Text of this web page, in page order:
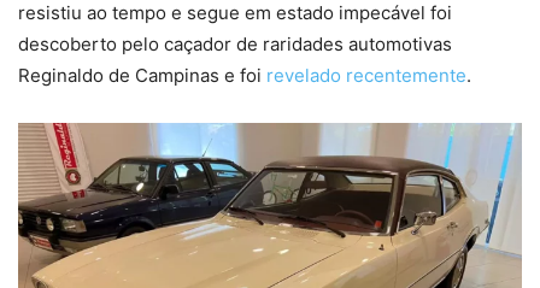
resistiu ao tempo e segue em estado impecável foi
descoberto pelo caçador de raridades automotivas
Reginaldo de Campinas e foi revelado recentemente.